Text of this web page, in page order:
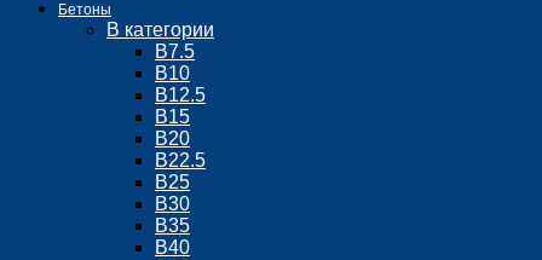
Бетоны
В категории
В7.5
В10
В12.5
B15
В20
В22.5
В25
В30
В35
В40